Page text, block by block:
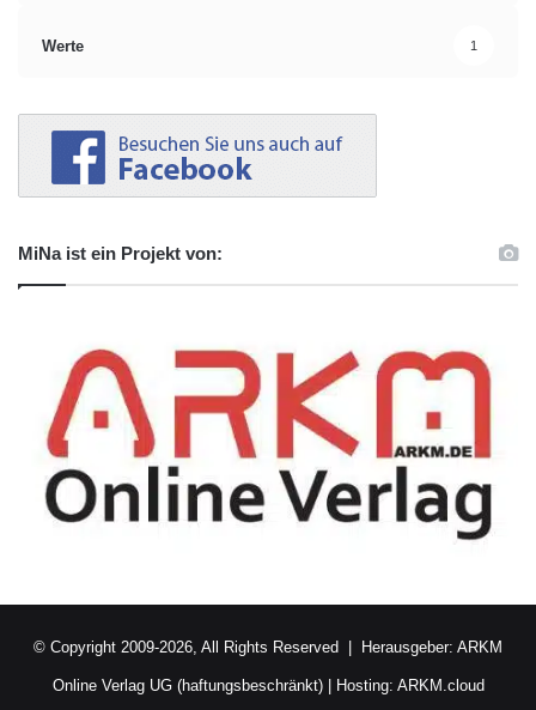
Werte 1
MiNa ist ein Projekt von:
© Copyright 2009-2026, All Rights Reserved | Herausgeber: ARKM
Online Verlag UG (haftungsbeschränkt)| Hosting: ARKM.cloud